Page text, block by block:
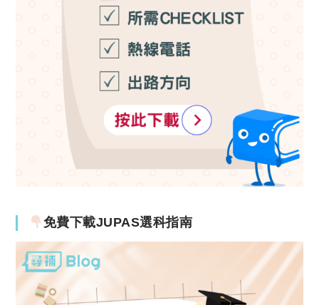
免費下載JUPAS選科指南